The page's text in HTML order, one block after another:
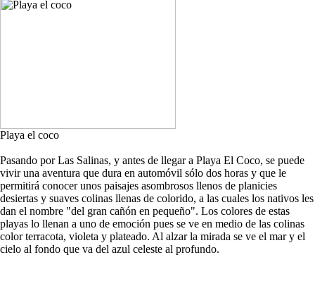
Playa el coco
Pasando por Las Salinas, y antes de llegar a Playa El Coco, se puede
vivir una aventura que dura en automóvil sólo dos horas y que le
permitirá conocer unos paisajes asombrosos llenos de planicies
desiertas y suaves colinas llenas de colorido, a las cuales los nativos les
dan el nombre "del gran cañón en pequeño". Los colores de estas
playas lo llenan a uno de emoción pues se ve en medio de las colinas
color terracota, violeta y plateado. Al alzar la mirada se ve el mar y el
cielo al fondo que va del azul celeste al profundo.